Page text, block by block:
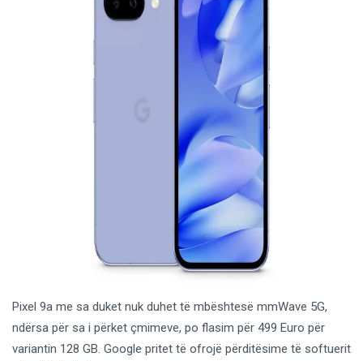
Pixel 9a me sa duket nuk duhet të mbështesë mmWave 5G,
ndërsa për sa i përket çmimeve, po flasim për 499 Euro për
variantin 128 GB. Google pritet të ofrojë përditësime të softuerit